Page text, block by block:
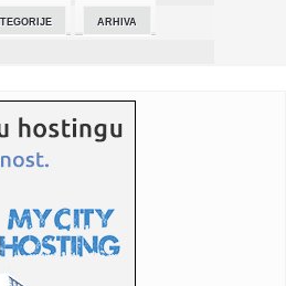
sa 720 KS na Autobanu
Napustio nas je jedan od najvećih
za kraj sezone, sudija Dimovski nakon 33
političko rešenje sukoba između
ARHIVA